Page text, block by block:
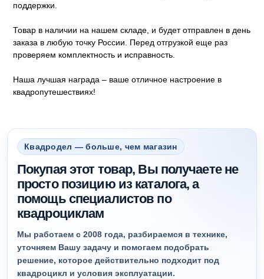
поддержки.
Товар в наличии на нашем складе, и будет отправлен в день
заказа в любую точку России. Перед отгрузкой еще раз
проверяем комплектность и исправность.
Наша лучшая награда – ваше отличное настроение в
квадропутешествиях!
Квадродел — больше, чем магазин
Покупая этот товар, Вы получаете не
просто позицию из каталога, а
помощь специалистов по
квадроциклам
Мы работаем с 2008 года, разбираемся в технике,
уточняем Вашу задачу и помогаем подобрать
решение, которое действительно подходит под
квадроцикл и условия эксплуатации.